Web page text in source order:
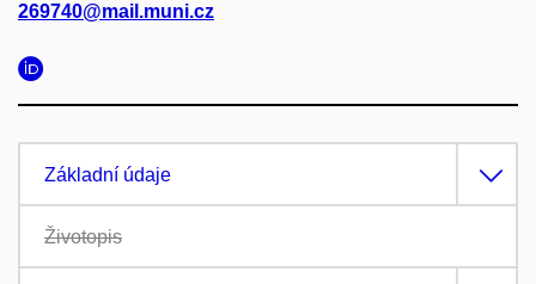
269740@mail.muni.cz
Základní údaje
Životopis